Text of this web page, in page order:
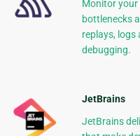
Monitor your
bottlenecks
replays, logs
debugging.
JetBrains
JetBrains